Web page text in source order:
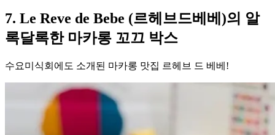
7. Le Reve de Bebe (르헤브드베베)의 알
록달록한 마카롱 꼬끄 박스
수요미식회에도 소개된 마카롱 맛집 르헤브 드 베베!